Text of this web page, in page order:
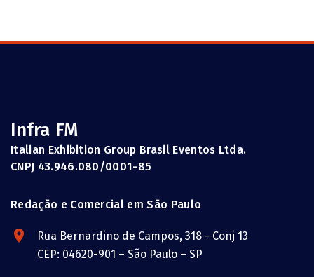
Infra FM
Italian Exhibition Group Brasil Eventos Ltda.
CNPJ 43.946.080/0001-85
Redação e Comercial em São Paulo
Rua Bernardino de Campos, 318 - Conj 13
CEP: 04620-901 – São Paulo – SP